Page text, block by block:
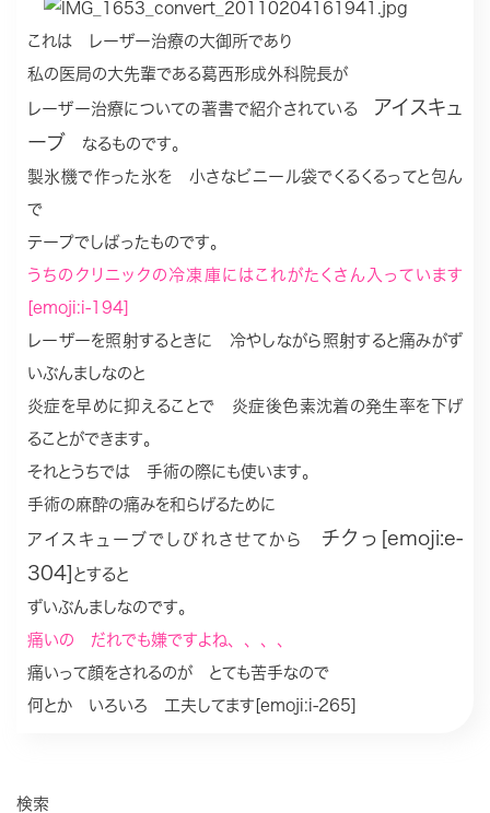
これは レーザー治療の大御所であり
私の医局の大先輩である葛西形成外科院長が
レーザー治療についての著書で紹介されている アイスキュ
ーブ なるものです。
製氷機で作った氷を 小さなビニール袋でくるくるってと包ん
で
テープでしばったものです。
うちのクリニックの冷凍庫にはこれがたくさん入っています
[emoji:i-194]
レーザーを照射するときに 冷やしながら照射すると痛みがず
いぶんましなのと
炎症を早めに抑えることで 炎症後色素沈着の発生率を下げ
ることができます。
それとうちでは 手術の際にも使います。
手術の麻酔の痛みを和らげるために
アイスキューブでしびれさせてから チクっ[emoji:e-
304] とすると
ずいぶんましなのです。
痛いの だれでも嫌ですよね、、、、
痛いって顔をされるのが とても苦手なので
何とか いろいろ 工夫してます[emoji:i-265]
検索